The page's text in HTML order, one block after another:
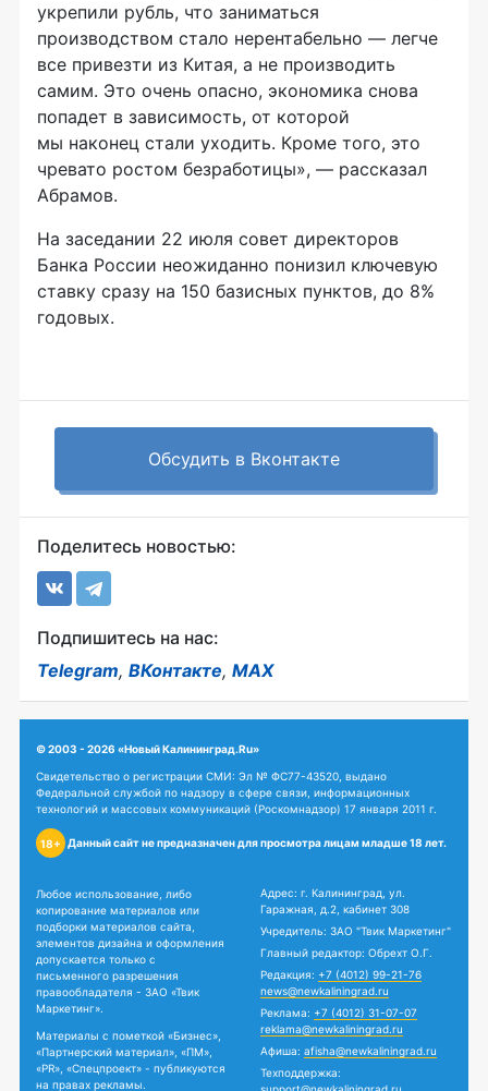
укрепили рубль, что заниматься
производством стало нерентабельно — легче
все привезти из Китая, а не производить
самим. Это очень опасно, экономика снова
попадет в зависимость, от которой
мы наконец стали уходить. Кроме того, это
чревато ростом безработицы», — рассказал
Абрамов.
На заседании 22 июля совет директоров
Банка России неожиданно понизил ключевую
ставку сразу на 150 базисных пунктов, до 8%
годовых.
Обсудить в Вконтакте
Поделитесь новостью:
Подпишитесь на нас:
Telegram, ВКонтакте, MAX
© 2003 - 2026 «Новый Калининград.Ru»
Свидетельство о регистрации СМИ: Эл № ФС77-43520, выдано
Федеральной службой по надзору в сфере связи, информационных
технологий и массовых коммуникаций (Роскомнадзор) 17 января 2011 г.
18+ Данный сайт не предназначен для просмотра лицам младше 18 лет.
Любое использование, либо
копирование материалов или
подборки материалов сайта,
элементов дизайна и оформления
допускается только с
письменного разрешения
правообладателя - ЗАО «Твик
Маркетинг».
Материалы с пометкой «Бизнес»,
«Партнерский материал», «ПМ»,
«PR», «Спецпроект» - публикуются
на правах рекламы.
Адрес: г. Калининград, ул.
Гаражная, д.2, кабинет 308
Учредитель: ЗАО "Твик Маркетинг"
Главный редактор: Обрехт О.Г.
Редакция: +7 (4012) 99-21-76
news@newkaliningrad.ru
Реклама: +7 (4012) 31-07-07
reklama@newkaliningrad.ru
Афиша: afisha@newkaliningrad.ru
Техподдержка: